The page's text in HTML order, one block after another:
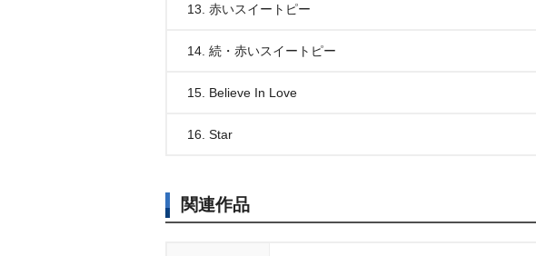
13. 赤いスイートピー
14. 続・赤いスイートピー
15. Believe In Love
16. Star
関連作品